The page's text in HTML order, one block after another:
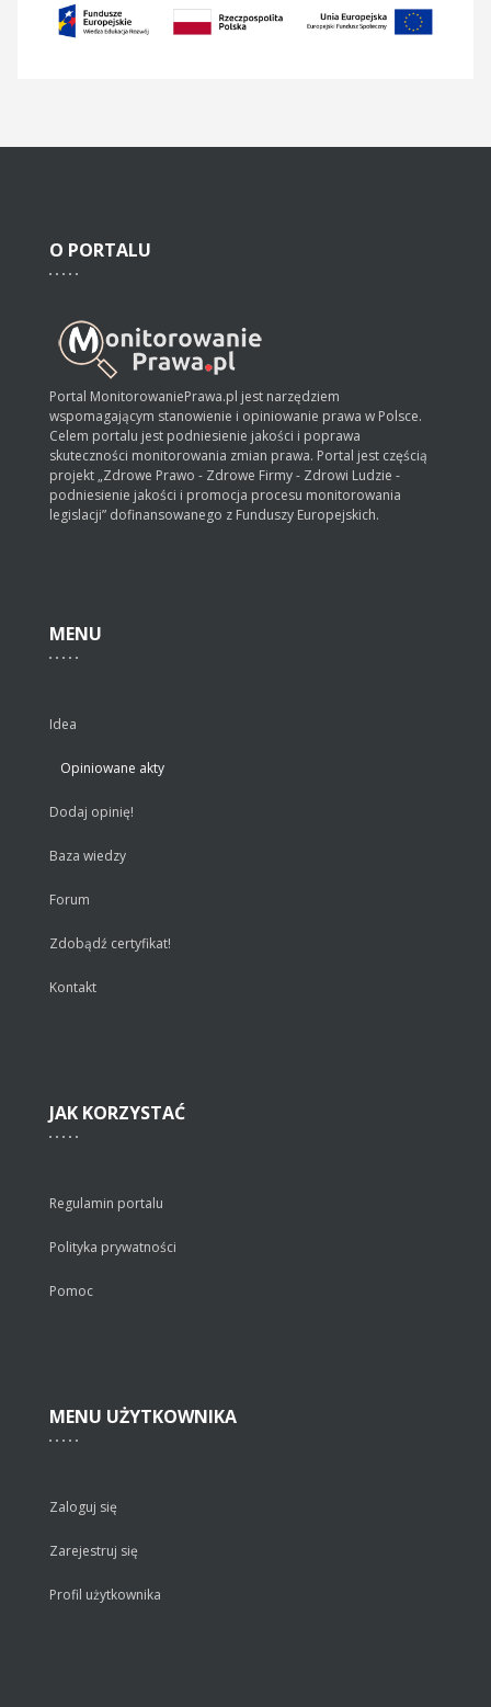
O PORTALU
Portal MonitorowaniePrawa.pl jest narzędziem
wspomagającym stanowienie i opiniowanie prawa w Polsce.
Celem portalu jest podniesienie jakości i poprawa
skuteczności monitorowania zmian prawa. Portal jest częścią
projekt „Zdrowe Prawo - Zdrowe Firmy - Zdrowi Ludzie -
podniesienie jakości i promocja procesu monitorowania
legislacji” dofinansowanego z Funduszy Europejskich.
MENU
Idea
Opiniowane akty
Dodaj opinię!
Baza wiedzy
Forum
Zdobądź certyfikat!
Kontakt
JAK KORZYSTAĆ
Regulamin portalu
Polityka prywatności
Pomoc
MENU UŻYTKOWNIKA
Zaloguj się
Zarejestruj się
Profil użytkownika